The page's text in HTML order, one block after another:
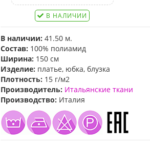
В НАЛИЧИИ
В наличии: 41.50 м.
Состав: 100% полиамид
Ширина: 150 см
Изделие: платье, юбка, блузка
Плотность: 15 г/м2
Производитель: Итальянские ткани
Производство: Италия